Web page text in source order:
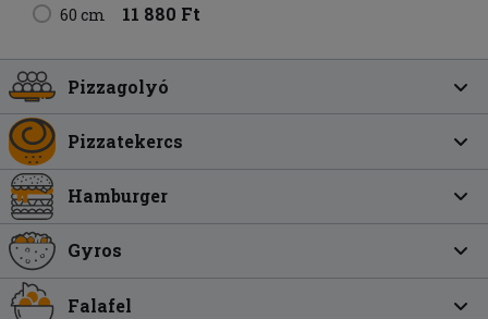
60 cm 11 880 Ft
Pizzagolyó
Pizzatekercs
Hamburger
Gyros
Falafel